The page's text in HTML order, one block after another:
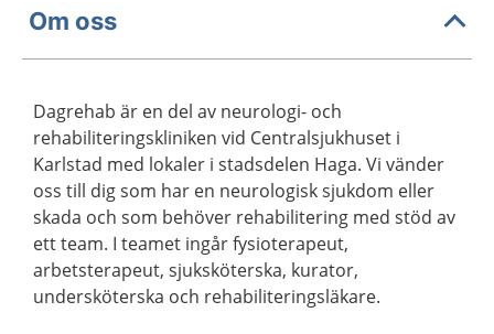
Om oss
Dagrehab är en del av neurologi- och
rehabiliteringskliniken vid Centralsjukhuset i
Karlstad med lokaler i stadsdelen Haga. Vi vänder
oss till dig som har en neurologisk sjukdom eller
skada och som behöver rehabilitering med stöd av
ett team. I teamet ingår fysioterapeut,
arbetsterapeut, sjuksköterska, kurator,
undersköterska och rehabiliteringsläkare.